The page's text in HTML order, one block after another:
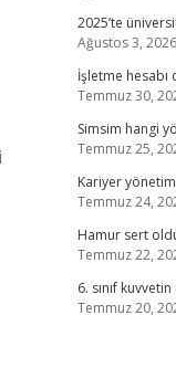
2025’te
Ağustos 3, 2026
İşletme hesabı
Temmuz 30,
Simsim hangi
Temmuz 25,
Kariyer
Temmuz 24,
Hamur sert
Temmuz 22,
6. sınıf
Temmuz 20,